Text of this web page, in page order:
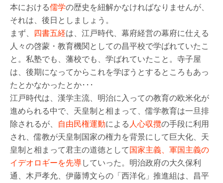
本における儒学の歴史を紐解かなければなりませんが、
それは、後日としましょう。
まず、 四書五経は、江戸時代、幕府経営の幕府に仕える
人々の啓蒙・教育機関としての昌平校で学ばれていたこ
と。私塾でも、藩校でも、学ばれていたこと。寺子屋
は、後期になってからこれを学ぼうとするところもあっ
たとかなかったとか･･･
江戸時代は、漢学主流、明治に入っての教育の欧米化が
進められる中で、天皇制と相まって、儒学教育は一旦排
除されるが、 自由民権運動による人心収攬の手段に利用
され、儒教が天皇制国家の権力を背景にして巨大化、天
皇制と相まって君主の道徳として国家主義、軍国主義の
イデオロギーを先導していった。明治政府の大久保利
通、木戸孝允、伊藤博文らの「西洋化」推進組は、昌平